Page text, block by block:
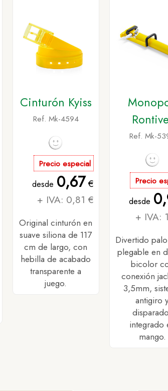
Cinturón Kyiss
Ref. Mk-4594
Precio especial
desde 0,67 €
+ IVA: 0,81 €
Original cinturón en
suave siliona de 117
cm de largo, con
hebilla de acabado
transparente a
juego.
Ref. Mk-
Precio
desde
+ IVA:
Divertido
plegable en
bicolor
conexión
3,5mm,
antigiro
integrado
mango.